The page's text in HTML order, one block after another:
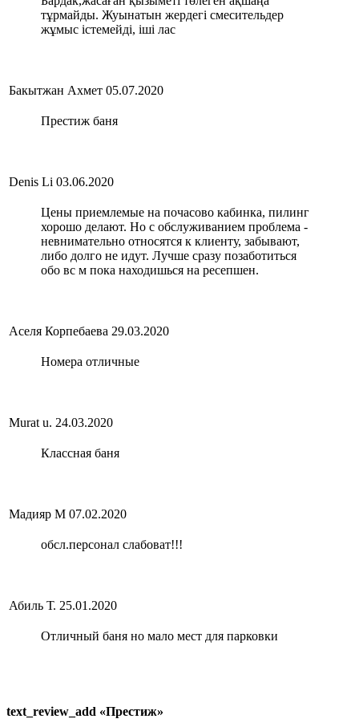
тұрмайды. Жуынатын жердегі смесительдер
жұмыс істемейді, іші лас
Бакытжан Ахмет 05.07.2020
Престиж баня
Denis Li 03.06.2020
Цены приемлемые на почасово кабинка, пилинг
хорошо делают. Но с обслуживанием проблема -
невнимательно относятся к клиенту, забывают,
либо долго не идут. Лучше сразу позаботиться
обо вс м пока находишься на ресепшен.
Аселя Корпебаева 29.03.2020
Номера отличные
Murat u. 24.03.2020
Классная баня
Мадияр М 07.02.2020
обсл.персонал слабоват!!!
Абиль Т. 25.01.2020
Отличный баня но мало мест для парковки
text_review_add «Престиж»